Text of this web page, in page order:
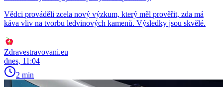
Vědci prováděli zcela nový výzkum, který měl prověřit, zda má
káva vliv na tvorbu ledvinových kamenů. Výsledky jsou skvělé.
Zdravestravovani.eu
dnes, 11:04
2 min